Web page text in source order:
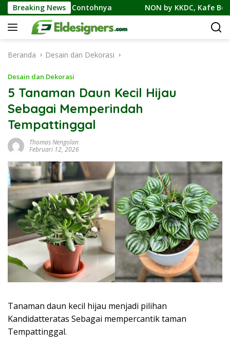
Langsung
ke
konten
Breaking News
Contohnya NON by KKDC, Kafe Bergaya Korea-
Beranda Desain dan Dekorasi
Desain dan Dekorasi
5 Tanaman Daun Kecil Hijau
Sebagai Memperindah
Tempattinggal
Thomas Nengolan
Februari 12, 2026
Tanaman daun kecil hijau menjadi pilihan
Kandidatteratas Sebagai mempercantik taman
Tempattinggal.